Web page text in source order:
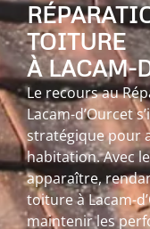
TOITURE
À LACAM-
Le recours au
Lacam-d’Ourcet
stratégique pour
habitation. Avec
apparaître,
toiture à Lacam-
maintenir les